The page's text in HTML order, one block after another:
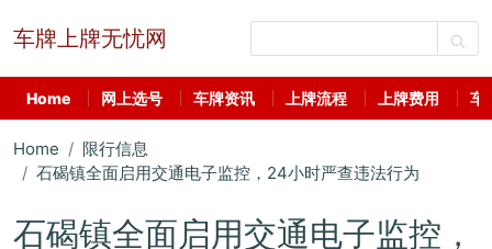
车牌上牌无忧网
Home 网上选号 车牌资讯 上牌流程 上牌费用 车
Home
限行信息
石碣镇全面启用交通电子监控，24小时严查违法行为
石碣镇全面启用交通电子监控，